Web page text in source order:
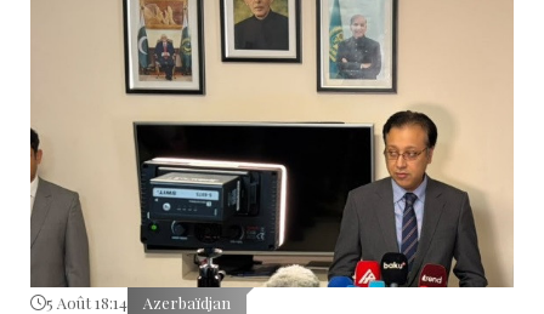
5 Août 18:14 Azerbaïdjan